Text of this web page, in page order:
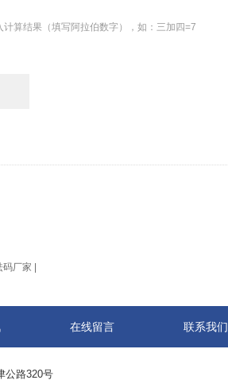
计算结果（填写阿拉伯数字），如：三加四=7
码厂家
在线留言 联系我们
公路320号